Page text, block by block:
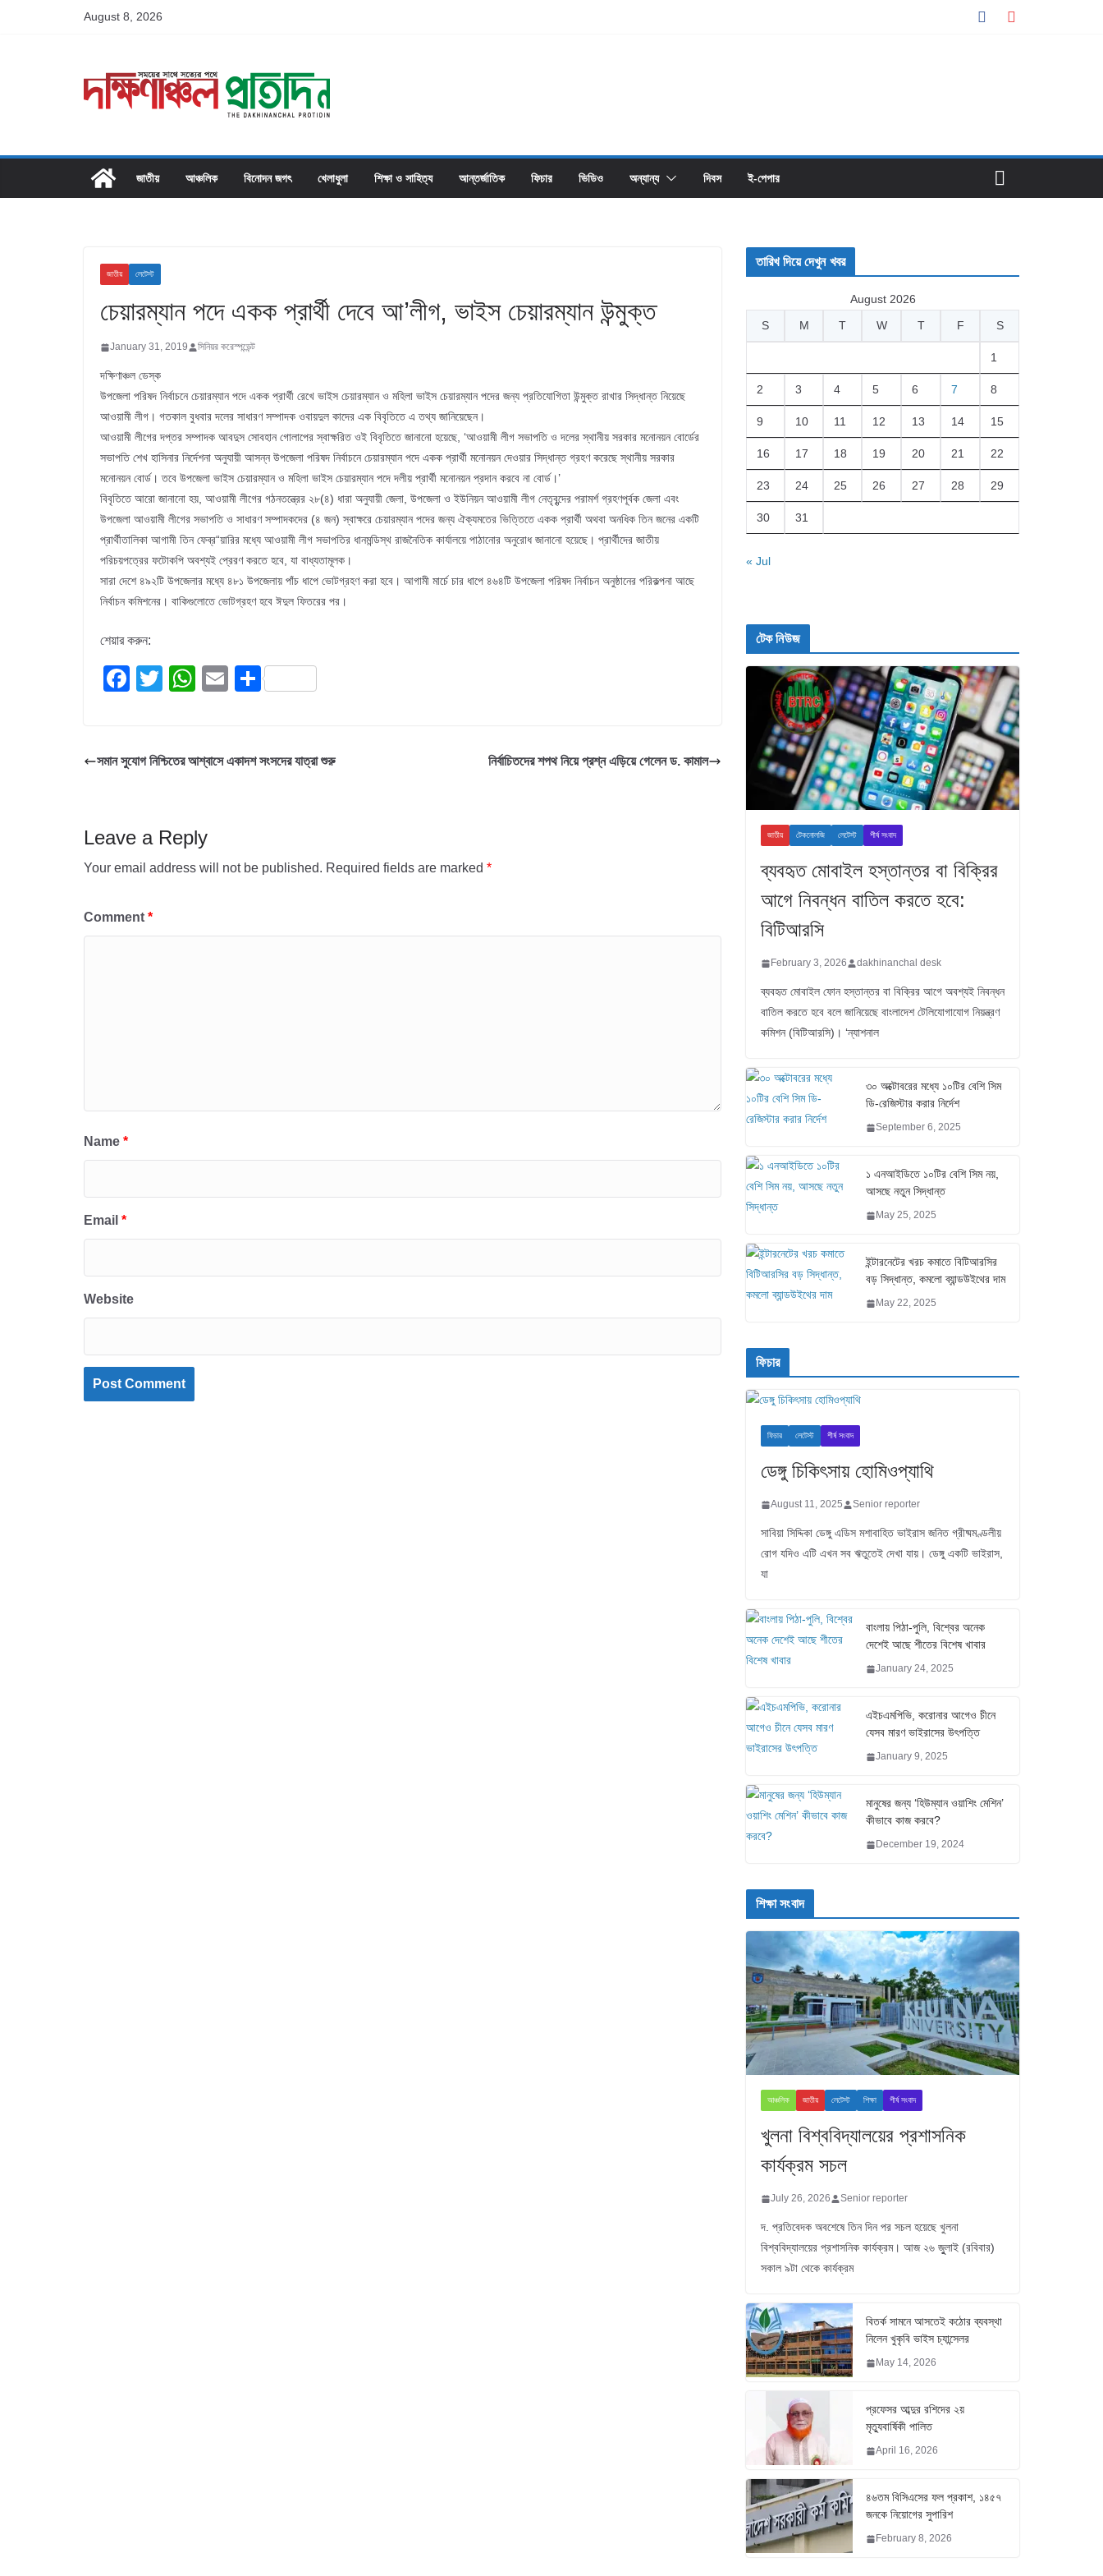
August 8, 2026
জাতীয় আঞ্চলিক বিনোদন জগৎ খেলাধুলা শিক্ষা ও সাহিত্য আন্তর্জাতিক ফিচার ভিডিও অন্যান্য দিবস ই-পেপার
জাতীয় লেটেস্ট
চেয়ারম্যান পদে একক প্রার্থী দেবে আ’লীগ, ভাইস চেয়ারম্যান উন্মুক্ত
January 31, 2019 সিনিয়র করেস্পন্ডেন্ট
দক্ষিণাঞ্চল ডেস্ক
উপজেলা পরিষদ নির্বাচনে চেয়ারম্যান পদে একক প্রার্থী রেখে ভাইস চেয়ারম্যান ও মহিলা ভাইস চেয়ারম্যান পদের জন্য প্রতিযোগিতা উন্মুক্ত রাখার সিদ্ধান্ত নিয়েছে
আওয়ামী লীগ। গতকাল বুধবার দলের সাধারণ সম্পাদক ওবায়দুল কাদের এক বিবৃতিতে এ তথ্য জানিয়েছেন।
আওয়ামী লীগের দপ্তর সম্পাদক আবদুস সোবহান গোলাপের স্বাক্ষরিত ওই বিবৃতিতে জানানো হয়েছে, ‘আওয়ামী লীগ সভাপতি ও দলের স্থানীয় সরকার মনোনয়ন বোর্ডের
সভাপতি শেখ হাসিনার নির্দেশনা অনুযায়ী আসন্ন উপজেলা পরিষদ নির্বাচনে চেয়ারম্যান পদে একক প্রার্থী মনোনয়ন দেওয়ার সিদ্ধান্ত গ্রহণ করেছে স্থানীয় সরকার
মনোনয়ন বোর্ড। তবে উপজেলা ভাইস চেয়ারম্যান ও মহিলা ভাইস চেয়ারম্যান পদে দলীয় প্রার্থী মনোনয়ন প্রদান করবে না বোর্ড।’
বিবৃতিতে আরো জানানো হয়, আওয়ামী লীগের গঠনতন্ত্রের ২৮(৪) ধারা অনুযায়ী জেলা, উপজেলা ও ইউনিয়ন আওয়ামী লীগ নেতৃবৃন্দের পরামর্শ গ্রহণপূর্বক জেলা এবং
উপজেলা আওয়ামী লীগের সভাপতি ও সাধারণ সম্পাদকদের (৪ জন) স্বাক্ষরে চেয়ারম্যান পদের জন্য ঐক্যমতের ভিত্তিতে একক প্রার্থী অথবা অনধিক তিন জনের একটি
প্রার্থীতালিকা আগামী তিন ফেব্র“য়ারির মধ্যে আওয়ামী লীগ সভাপতির ধানমন্ডিস্থ রাজনৈতিক কার্যালয়ে পাঠানোর অনুরোধ জানানো হয়েছে। প্রার্থীদের জাতীয়
পরিচয়পত্রের ফটোকপি অবশ্যই প্রেরণ করতে হবে, যা বাধ্যতামূলক।
সারা দেশে ৪৯২টি উপজেলার মধ্যে ৪৮১ উপজেলায় পাঁচ ধাপে ভোটগ্রহণ করা হবে। আগামী মার্চে চার ধাপে ৪৬৪টি উপজেলা পরিষদ নির্বাচন অনুষ্ঠানের পরিকল্পনা আছে
নির্বাচন কমিশনের। বাকিগুলোতে ভোটগ্রহণ হবে ঈদুল ফিতরের পর।
শেয়ার করুন:
F
e
o
k
T
er
W
s
p
E S
e
সমান সুযোগ নিশ্চিতের আশ্বাসে একাদশ সংসদের যাত্রা শুরু নির্বাচিতদের শপথ নিয়ে প্রশ্ন এড়িয়ে গেলেন ড. কামাল
Leave a Reply
Your email address will not be published. Required fields are marked *
Comment *
Name *
Email *
Website
তারিখ দিয়ে দেখুন খবর
August 2026
S
M T W T F S
1
2 3 4 5 6 7 8
9 10 11 12 13 14 15
16 17 18 19 20 21 22
23 24 25 26 27 28 29
30 31
« Jul
টেক নিউজ
জাতীয় টেকনোলজি লেটেস্ট শীর্ষ সংবাদ
ব্যবহৃত মোবাইল হস্তান্তর বা বিক্রির
আগে নিবন্ধন বাতিল করতে হবে:
বিটিআরসি
February 3, 2026 dakhinanchal desk
ব্যবহৃত মোবাইল ফোন হস্তান্তর বা বিক্রির আগে অবশ্যই নিবন্ধন
বাতিল করতে হবে বলে জানিয়েছে বাংলাদেশ টেলিযোগাযোগ নিয়ন্ত্রণ
কমিশন (বিটিআরসি)। ‘ন্যাশনাল
৩০ অক্টোবরের মধ্যে ১০টির বেশি সিম
ডি-রেজিস্টার করার নির্দেশ
September 6, 2025
১ এনআইডিতে ১০টির বেশি সিম নয়,
আসছে নতুন সিদ্ধান্ত
May 25, 2025
ইন্টারনেটের খরচ কমাতে বিটিআরসির
বড় সিদ্ধান্ত, কমলো ব্যান্ডউইথের দাম
May 22, 2025
ফিচার
ফিচার লেটেস্ট শীর্ষ সংবাদ
ডেঙ্গু চিকিৎসায় হোমিওপ্যাথি
August 11, 2025 Senior reporter
সাবিয়া সিদ্দিকা ডেঙ্গু এডিস মশাবাহিত ভাইরাস জনিত গ্রীষ্মমণ্ডলীয়
রোগ যদিও এটি এখন সব ঋতুতেই দেখা যায়। ডেঙ্গু একটি ভাইরাস,
যা
বাংলায় পিঠা-পুলি, বিশ্বের অনেক
দেশেই আছে শীতের বিশেষ খাবার
January 24, 2025
এইচএমপিভি, করোনার আগেও চীনে
যেসব মারণ ভাইরাসের উৎপত্তি
January 9, 2025
মানুষের জন্য ‘হিউম্যান ওয়াশিং মেশিন’
কীভাবে কাজ করবে?
December 19, 2024
শিক্ষা সংবাদ
আঞ্চলিক জাতীয় লেটেস্ট শিক্ষা শীর্ষ সংবাদ
খুলনা বিশ্ববিদ্যালয়ের প্রশাসনিক
কার্যক্রম সচল
July 26, 2026 Senior reporter
দ. প্রতিবেদক অবশেষে তিন দিন পর সচল হয়েছে খুলনা
বিশ্ববিদ্যালয়ের প্রশাসনিক কার্যক্রম। আজ ২৬ জুুলাই (রবিবার)
সকাল ৯টা থেকে কার্যক্রম
বিতর্ক সামনে আসতেই কঠোর ব্যবস্থা
নিলেন খুকৃবি ভাইস চ্যান্সেলর
May 14, 2026
প্রফেসর আব্দুর রশিদের ২য়
মৃত্যুবার্ষিকী পালিত
April 16, 2026
৪৬তম বিসিএসের ফল প্রকাশ, ১৪৫৭
জনকে নিয়োগের সুপারিশ
February 8, 2026